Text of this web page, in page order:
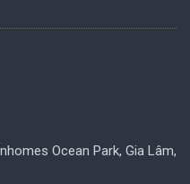
Ocean Park, Gia Lâm,